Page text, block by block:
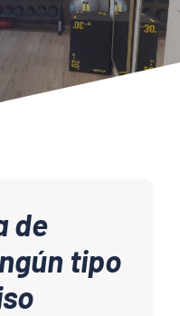
de
tipo